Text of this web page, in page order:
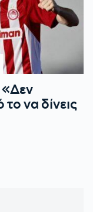
να δίνεις